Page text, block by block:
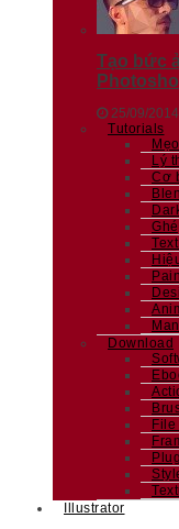
Tạo bức
25/09/2014
Tutorials
Lý
Cơ
Download
File
Illustrator